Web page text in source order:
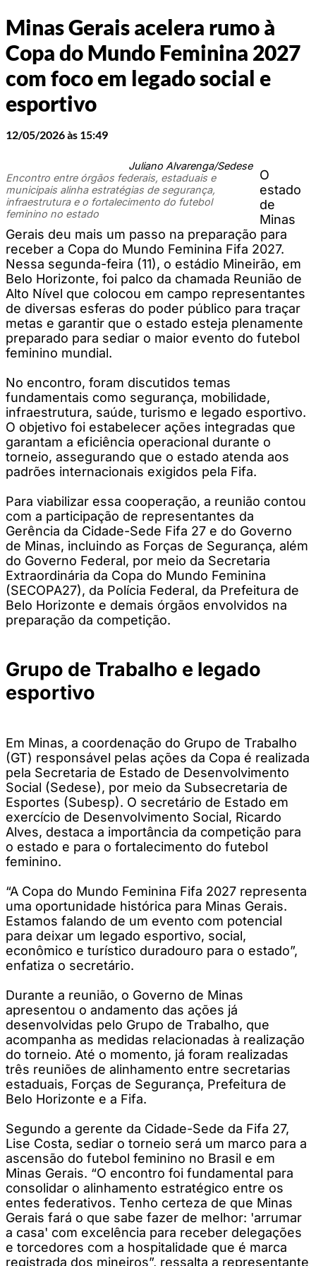
Minas Gerais acelera rumo à
Copa do Mundo Feminina 2027
com foco em legado social e
esportivo
12/05/2026 às 15:49
Juliano Alvarenga/Sedese
Encontro entre órgãos federais, estaduais e
municipais alinha estratégias de segurança,
infraestrutura e o fortalecimento do futebol
feminino no estado
O
estado
de
Minas
Gerais deu mais um passo na preparação para
receber a Copa do Mundo Feminina Fifa 2027.
Nessa segunda-feira (11), o estádio Mineirão, em
Belo Horizonte, foi palco da chamada Reunião de
Alto Nível que colocou em campo representantes
de diversas esferas do poder público para traçar
metas e garantir que o estado esteja plenamente
preparado para sediar o maior evento do futebol
feminino mundial.
No encontro, foram discutidos temas
fundamentais como segurança, mobilidade,
infraestrutura, saúde, turismo e legado esportivo.
O objetivo foi estabelecer ações integradas que
garantam a eficiência operacional durante o
torneio, assegurando que o estado atenda aos
padrões internacionais exigidos pela Fifa.
Para viabilizar essa cooperação, a reunião contou
com a participação de representantes da
Gerência da Cidade-Sede Fifa 27 e do Governo
de Minas, incluindo as Forças de Segurança, além
do Governo Federal, por meio da Secretaria
Extraordinária da Copa do Mundo Feminina
(SECOPA27), da Polícia Federal, da Prefeitura de
Belo Horizonte e demais órgãos envolvidos na
preparação da competição.
Grupo de Trabalho e legado
esportivo
Em Minas, a coordenação do Grupo de Trabalho
(GT) responsável pelas ações da Copa é realizada
pela Secretaria de Estado de Desenvolvimento
Social (Sedese), por meio da Subsecretaria de
Esportes (Subesp). O secretário de Estado em
exercício de Desenvolvimento Social, Ricardo
Alves, destaca a importância da competição para
o estado e para o fortalecimento do futebol
feminino.
“A Copa do Mundo Feminina Fifa 2027 representa
uma oportunidade histórica para Minas Gerais.
Estamos falando de um evento com potencial
para deixar um legado esportivo, social,
econômico e turístico duradouro para o estado”,
enfatiza o secretário.
Durante a reunião, o Governo de Minas
apresentou o andamento das ações já
desenvolvidas pelo Grupo de Trabalho, que
acompanha as medidas relacionadas à realização
do torneio. Até o momento, já foram realizadas
três reuniões de alinhamento entre secretarias
estaduais, Forças de Segurança, Prefeitura de
Belo Horizonte e a Fifa.
Segundo a gerente da Cidade-Sede da Fifa 27,
Lise Costa, sediar o torneio será um marco para a
ascensão do futebol feminino no Brasil e em
Minas Gerais. “O encontro foi fundamental para
consolidar o alinhamento estratégico entre os
entes federativos. Tenho certeza de que Minas
Gerais fará o que sabe fazer de melhor: 'arrumar
a casa' com excelência para receber delegações
e torcedores com a hospitalidade que é marca
registrada dos mineiros”, ressalta a representante